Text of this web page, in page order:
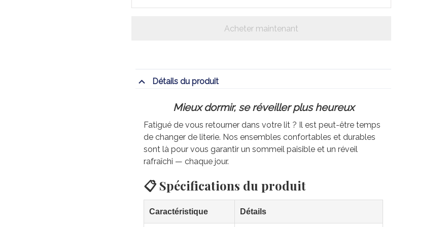
Acheter maintenant
Détails du produit
Mieux dormir, se réveiller plus heureux
Fatigué de vous retourner dans votre lit ? Il est peut-être temps
de changer de literie. Nos ensembles confortables et durables
sont là pour vous garantir un sommeil paisible et un réveil
rafraîchi — chaque jour.
📋 Spécifications du produit
Caractéristique Détails